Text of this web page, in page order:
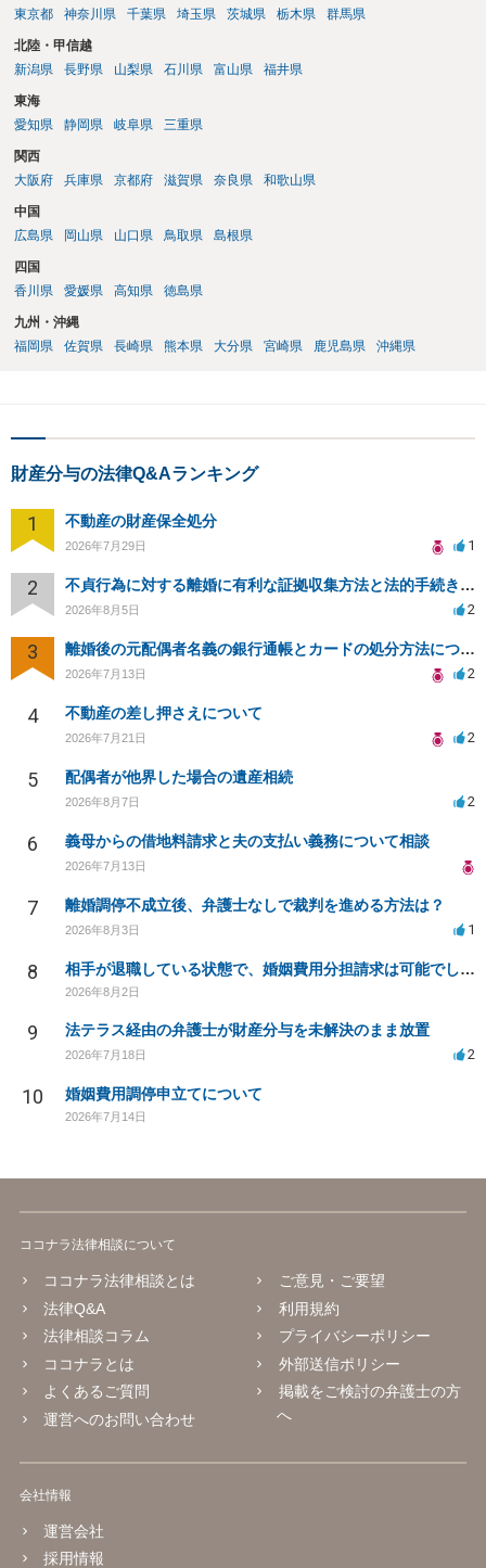
東京都
神奈川県 千葉県 埼玉県 茨城県 栃木県 群馬県
北陸・甲信越
新潟県
長野県 山梨県 石川県 富山県 福井県
東海
愛知県
静岡県 岐阜県 三重県
関西
大阪府
兵庫県 京都府 滋賀県 奈良県 和歌山県
中国
広島県
岡山県 山口県 鳥取県 島根県
四国
香川県
愛媛県 高知県 徳島県
九州・沖縄
福岡県
佐賀県 長崎県 熊本県 大分県 宮崎県 鹿児島県 沖縄県
財産分与の法律Q&Aランキング
1 不動産の財産保全処分
2026年7月29日 1
2 不貞行為に対する離婚に有利な証拠収集方法と法的手続きについて
2026年8月5日 2
3 離婚後の元配偶者名義の銀行通帳とカードの処分方法について
2026年7月13日 2
4 不動産の差し押さえについて
2026年7月21日 2
5 配偶者が他界した場合の遺産相続
2026年8月7日 2
6 義母からの借地料請求と夫の支払い義務について相談
2026年7月13日
7 離婚調停不成立後、弁護士なしで裁判を進める方法は？
2026年8月3日 1
8 相手が退職している状態で、婚姻費用分担請求は可能でしょうか？
2026年8月2日
9 法テラス経由の弁護士が財産分与を未解決のまま放置
2026年7月18日 2
10 婚姻費用調停申立てについて
2026年7月14日
ココナラ法律相談について
ココナラ法律相談とは
法律Q&A
法律相談コラム
ココナラとは
よくあるご質問
運営へのお問い合わせ
ご意見・ご要望
利用規約
プライバシーポリシー
外部送信ポリシー
掲載をご検討の弁護士の方
へ
会社情報
運営会社
採用情報